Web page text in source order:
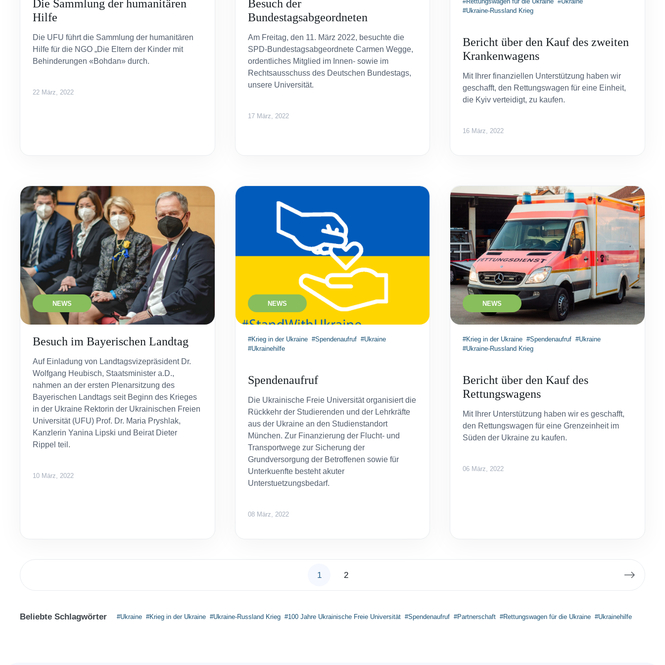
Die Sammlung der humanitären
Hilfe
Die UFU führt die Sammlung der humanitären
Hilfe für die NGO „Die Eltern der Kinder mit
Behinderungen «Bohdan» durch.
22 März, 2022
Besuch der
Bundestagsabgeordneten
Am Freitag, den 11. März 2022, besuchte die
SPD-Bundestagsabgeordnete Carmen Wegge,
ordentliches Mitglied im Innen- sowie im
Rechtsausschuss des Deutschen Bundestags,
unsere Universität.
17 März, 2022
#Ukraine-Russland Krieg
Bericht über den Kauf des zweiten
Krankenwagens
Mit Ihrer finanziellen Unterstützung haben wir
geschafft, den Rettungswagen für eine Einheit,
die Kyiv verteidigt, zu kaufen.
16 März, 2022
NEWS
Besuch im Bayerischen Landtag
Auf Einladung von Landtagsvizepräsident Dr.
Wolfgang Heubisch, Staatsminister a.D.,
nahmen an der ersten Plenarsitzung des
Bayerischen Landtags seit Beginn des Krieges
in der Ukraine Rektorin der Ukrainischen Freien
Universität (UFU) Prof. Dr. Maria Pryshlak,
Kanzlerin Yanina Lipski und Beirat Dieter
Rippel teil.
10 März, 2022
NEWS
#Krieg in der Ukraine #Spendenaufruf #Ukraine
#Ukrainehilfe
Spendenaufruf
Die Ukrainische Freie Universität organisiert die
Rückkehr der Studierenden und der Lehrkräfte
aus der Ukraine an den Studienstandort
München. Zur Finanzierung der Flucht- und
Transportwege zur Sicherung der
Grundversorgung der Betroffenen sowie für
Unterkuenfte besteht akuter
Unterstuetzungsbedarf.
08 März, 2022
NEWS
#Krieg in der Ukraine #Spendenaufruf #Ukraine
#Ukraine-Russland Krieg
Bericht über den Kauf des
Rettungswagens
Mit Ihrer Unterstützung haben wir es geschafft,
den Rettungswagen für eine Grenzeinheit im
Süden der Ukraine zu kaufen.
06 März, 2022
1 2
Beliebte Schlagwörter #Ukraine #Krieg in der Ukraine #Ukraine-Russland Krieg #100 Jahre Ukrainische Freie Universität #Spendenaufruf #Partnerschaft #Rettungswagen für die Ukraine #Ukrainehilfe